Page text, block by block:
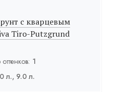
с кварцевым
Tiro-Putzgrund
1
л., 9.0 л.